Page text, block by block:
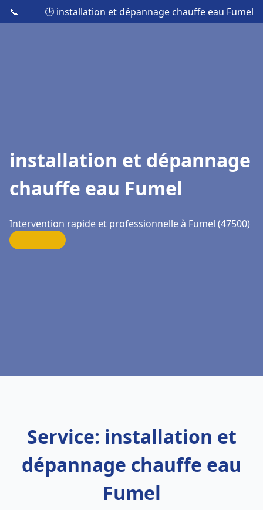
📞 🕒 installation et dépannage chauffe eau Fumel
installation et dépannage
chauffe eau Fumel
Intervention rapide et professionnelle à Fumel (47500)
Service: installation et
dépannage chauffe eau
Fumel